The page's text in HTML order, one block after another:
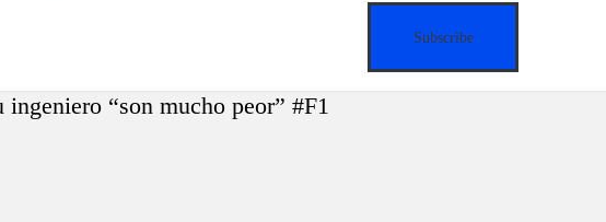
Subscribe
“son mucho peor” #F1